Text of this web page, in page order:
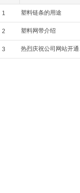
1 塑料链条的用途
2 塑料网带介绍
3 热烈庆祝公司网站开